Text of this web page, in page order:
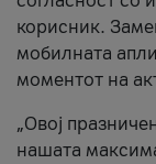
корисник.
мобилната
моментот на
„Овој
нашата